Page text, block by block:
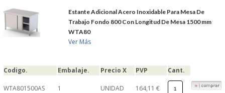
Estante Adicional Acero Inoxidable Para Mesa De
Trabajo Fondo 800 Con Longitud De Mesa 1500 mm
WTA80
Ver Más
Codigo. Embalaje. Precio X PVP Cant.
WTA801500AS 1 UNIDAD 164,11 €